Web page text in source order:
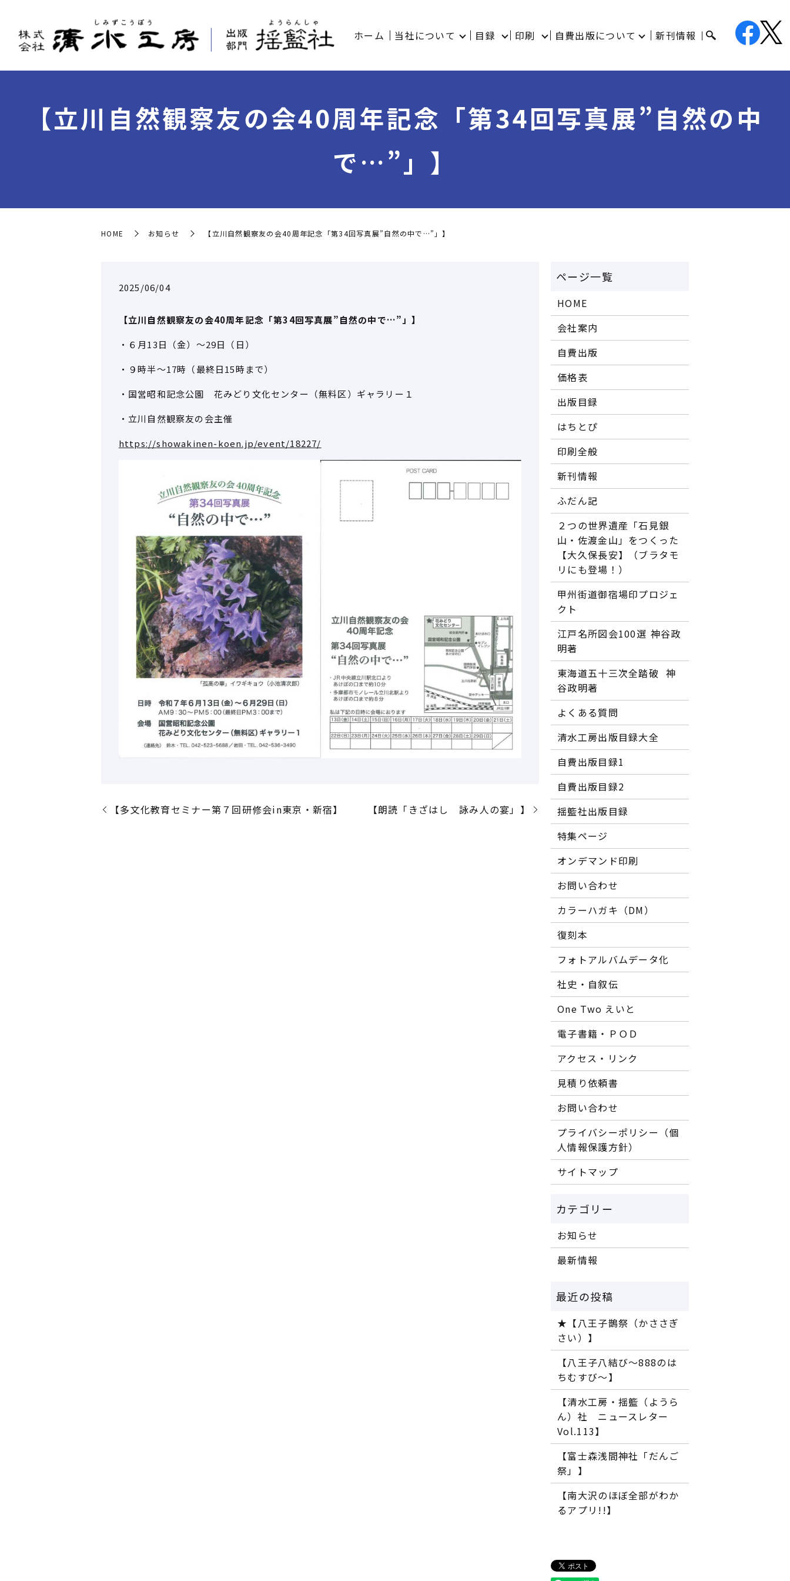
ホーム 当社について 目録 印刷 自費出版について 新刊情報
【立川自然観察友の会40周年記念「第34回写真展”自然の中
で…”」】
HOME お知らせ 【立川自然観察友の会40周年記念「第34回写真展”自然の中で…”」】
2025/06/04
【立川自然観察友の会40周年記念「第34回写真展”自然の中で…”」】
・６月13日（金）～29日（日）
・９時半～17時（最終日15時まで）
・国営昭和記念公園 花みどり文化センター（無料区）ギャラリー１
・立川自然観察友の会主催
https://showakinen-koen.jp/event/18227/
【多文化教育セミナー第７回研修会in東京・新宿】 【朗読「きざはし 詠み人の宴」】
HOME
会社案内
自費出版
価格表
出版目録
はちとぴ
印刷全般
新刊情報
ふだん記
２つの世界遺産「石見銀
山・佐渡金山」をつくった
【大久保長安】（ブラタモ
リにも登場！）
甲州街道御宿場印プロジェ
クト
江戸名所図会100選―― 神谷政
明著
東海道五十三次全踏破 ―― 神
谷政明著
よくある質問
清水工房出版目録大全
自費出版目録1
自費出版目録2
揺籃社出版目録
特集ページ
オンデマンド印刷
お問い合わせ
カラーハガキ（DM）
復刻本
フォトアルバムデータ化
社史・自叙伝
One Two えいと
電子書籍・ＰＯＤ
アクセス・リンク
見積り依頼書
お問い合わせ
プライバシーポリシー（個
人情報保護方針）
サイトマップ
お知らせ
最新情報
★【八王子鵲祭（かささぎ
さい）】
【八王子八結び～888のは
ちむすび～】
【清水工房・揺籃（ようら
ん）社 ニュースレター
Vol.113】
【富士森浅間神社「だんご
祭」】
【南大沢のほぼ全部がわか
るアプリ!!】